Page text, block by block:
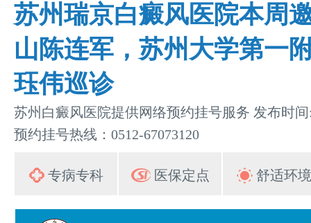
苏州瑞京白癜风医院本周
山陈连军，苏州大学第一
珏伟巡诊
苏州白癜风医院提供网络预约挂号服务 发布时间
预约挂号热线：0512-67073120
专病专科 医保定点 舒适环境